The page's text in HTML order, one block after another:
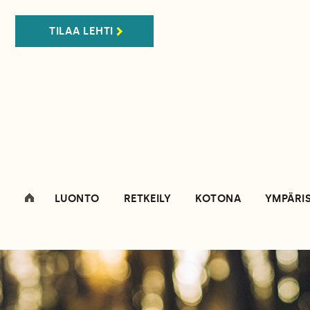
TILAA LEHTI
LUONTO RETKEILY KOTONA